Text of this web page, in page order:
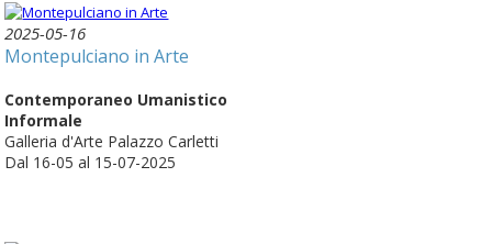
2025-05-16
Montepulciano in Arte
Contemporaneo Umanistico
Informale
Galleria d'Arte Palazzo Carletti
Dal 16-05 al 15-07-2025